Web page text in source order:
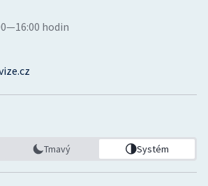
hodin
Tmavý Systém